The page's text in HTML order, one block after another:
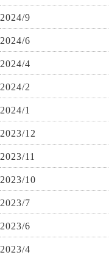
2024/9
2024/6
2024/4
2024/2
2024/1
2023/12
2023/11
2023/10
2023/7
2023/6
2023/4